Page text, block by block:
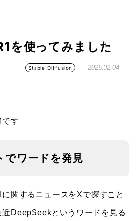
を使ってみました
Stable Diffusion 2025.02.04
です
でワードを発見
関するニュースをXで探すこと
近DeepSeekというワードを見る